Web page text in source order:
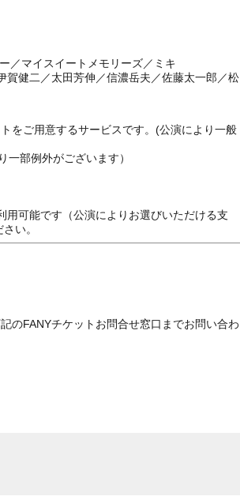
／マイスイートメモリーズ／ミキ
健二／太田芳伸／信濃岳夫／佐藤太一郎／松
をご用意するサービスです。(公演により一般
一部例外がございます）
用可能です（公演によりお選びいただける支
い。
のFANYチケットお問合せ窓口までお問い合わ